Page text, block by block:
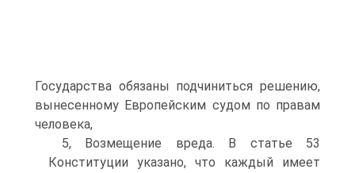
Государства обязаны подчиниться решению,
вынесенному Европейским судом по правам
человека,
5, Возмещение вреда. В статье 53
Конституции указано, что каждый имеет